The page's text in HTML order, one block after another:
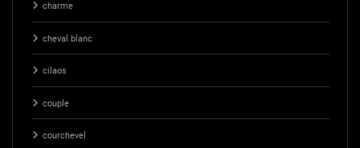
charme
cheval blanc
cilaos
couple
courchevel